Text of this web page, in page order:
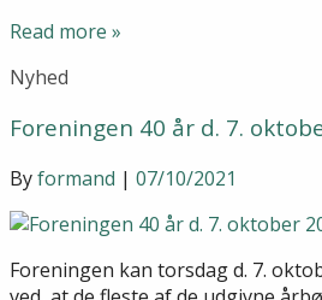
Read more »
Nyhed
Foreningen 40 år d. 7.
Byformand | 07/10/2021
Foreningen kan torsdag d. 7.